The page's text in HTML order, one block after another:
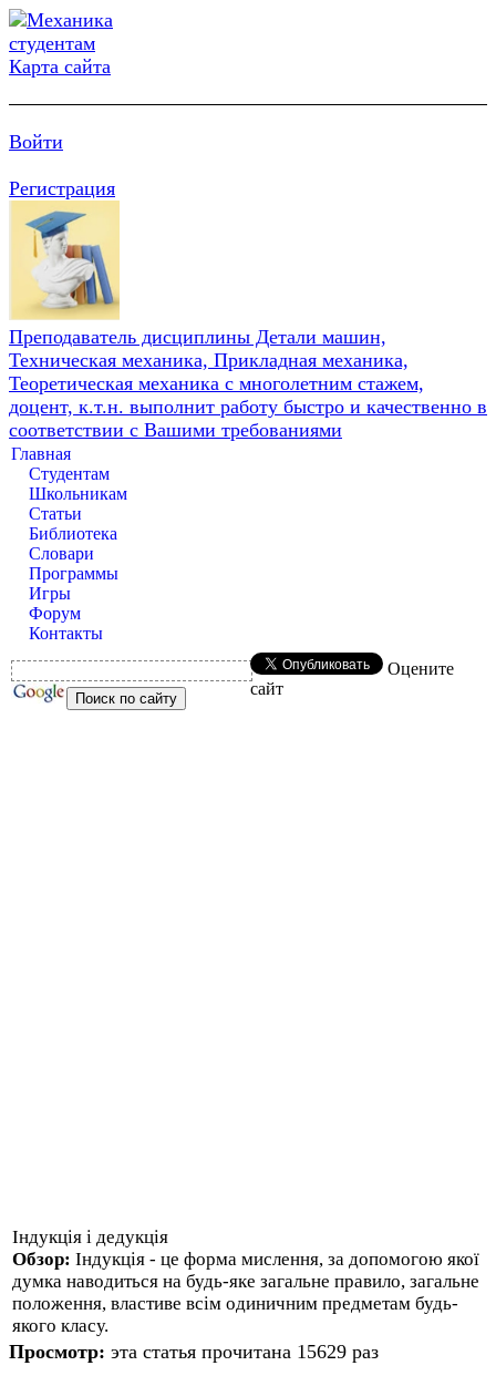
Карта сайта
Войти
Регистрация
Преподаватель дисциплины Детали машин,
Техническая механика, Прикладная механика,
Теоретическая механика с многолетним стажем,
доцент, к.т.н. выполнит работу быстро и качественно в
соответствии с Вашими требованиями
Главная
Студентам
Школьникам
Статьи
Библиотека
Словари
Программы
Игры
Форум
Контакты
Оцените
сайт
Індукція і дедукція
Обзор: Індукція - це форма мислення, за допомогою якої
думка наводиться на будь-яке загальне правило, загальне
положення, властиве всім одиничним предметам будь-
якого класу.
Просмотр: эта статья прочитана 15629 раз